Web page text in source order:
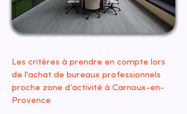
Les critères à prendre en compte lors
de l'achat de bureaux professionnels
proche zone d’activité à Carnoux-en-
Provence